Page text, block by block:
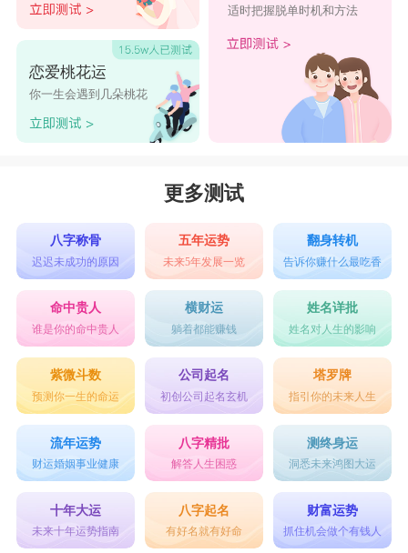
恋爱桃花运
你一生会遇到几朵桃花
适时把握脱单时机和方法
更多测试
八字称骨
迟迟未成功的原因
五年运势
未来5年发展一览
翻身转机
告诉你赚什么最吃香
命中贵人
谁是你的命中贵人
横财运
躺着都能赚钱
姓名详批
姓名对人生的影响
紫微斗数
预测你一生的命运
公司起名
初创公司起名玄机
塔罗牌
指引你的未来人生
流年运势
财运婚姻事业健康
八字精批
解答人生困惑
测终身运
洞悉未来鸿图大运
十年大运
未来十年运势指南
八字起名
有好名就有好命
财富运势
抓住机会做个有钱人